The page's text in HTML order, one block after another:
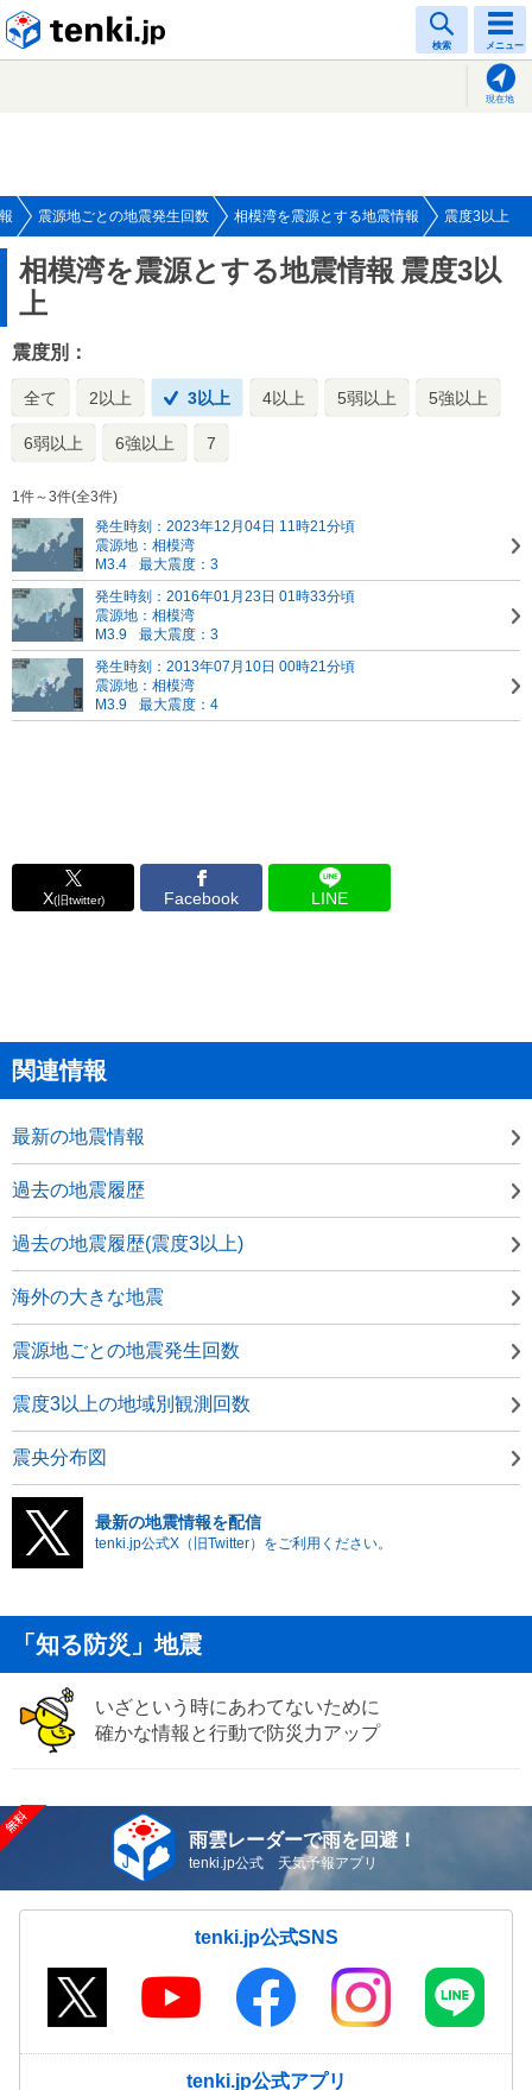
検索 メニュー
現在地
震源地ごとの地震発生回数 相模湾を震源とする地震情報 震度3以上
相模湾を震源とする地震情報 震度3以
上
震度別：
全て 2以上 3以上 4以上 5弱以上 5強以上
6弱以上 6強以上 7
1件～3件(全3件)
発生時刻：2023年12月04日 11時21分頃
震源地：相模湾
M3.4
最大震度：3
発生時刻：2016年01月23日 01時33分頃
震源地：相模湾
M3.9
最大震度：3
発生時刻：2013年07月10日 00時21分頃
震源地：相模湾
M3.9
最大震度：4
X(旧twitter) Facebook LINE
関連情報
最新の地震情報
過去の地震履歴
過去の地震履歴(震度3以上)
海外の大きな地震
震源地ごとの地震発生回数
震度3以上の地域別観測回数
震央分布図
最新の地震情報を配信
tenki.jp公式X（旧Twitter）をご利用ください。
「知る防災」地震
いざという時にあわてないために
確かな情報と行動で防災力アップ
雨雲レーダーで雨を回避！
tenki.jp公式 天気予報アプリ
tenki.jp公式SNS
tenki.jp公式アプリ